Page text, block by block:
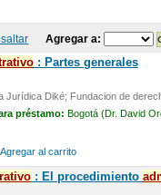
Agregar a:
: Partes generales
Jurídica Diké; Fundacion de
préstamo: Bogotá (Dr. David
Agregar al carrito
: El procedimiento